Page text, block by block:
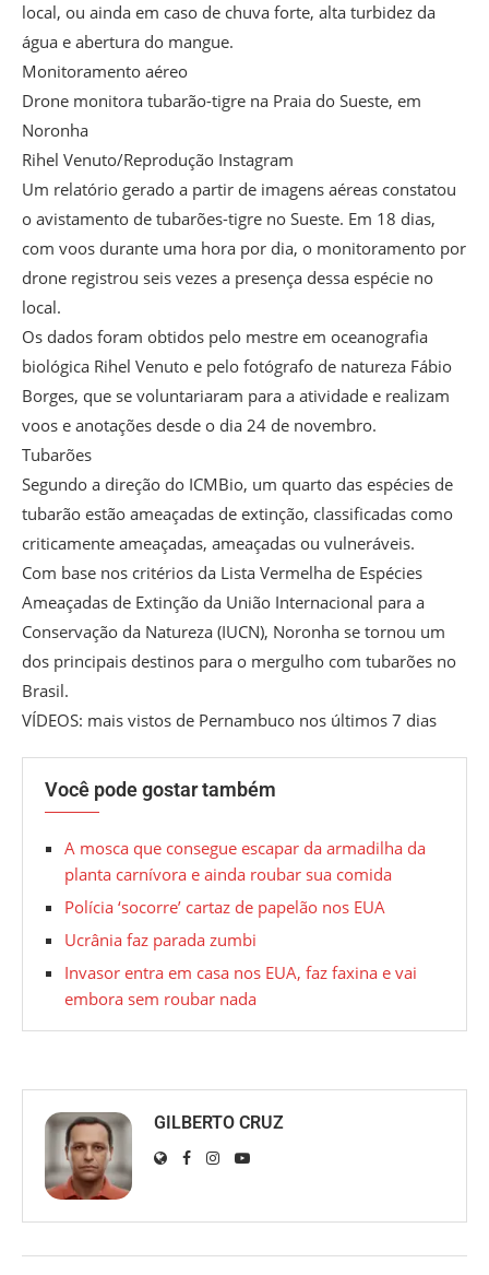
local, ou ainda em caso de chuva forte, alta turbidez da
água e abertura do mangue.
Monitoramento aéreo
Drone monitora tubarão-tigre na Praia do Sueste, em
Noronha
Rihel Venuto/Reprodução Instagram
Um relatório gerado a partir de imagens aéreas constatou
o avistamento de tubarões-tigre no Sueste. Em 18 dias,
com voos durante uma hora por dia, o monitoramento por
drone registrou seis vezes a presença dessa espécie no
local.
Os dados foram obtidos pelo mestre em oceanografia
biológica Rihel Venuto e pelo fotógrafo de natureza Fábio
Borges, que se voluntariaram para a atividade e realizam
voos e anotações desde o dia 24 de novembro.
Tubarões
Segundo a direção do ICMBio, um quarto das espécies de
tubarão estão ameaçadas de extinção, classificadas como
criticamente ameaçadas, ameaçadas ou vulneráveis.
Com base nos critérios da Lista Vermelha de Espécies
Ameaçadas de Extinção da União Internacional para a
Conservação da Natureza (IUCN), Noronha se tornou um
dos principais destinos para o mergulho com tubarões no
Brasil.
VÍDEOS: mais vistos de Pernambuco nos últimos 7 dias
Você pode gostar também
A mosca que consegue escapar da armadilha da
planta carnívora e ainda roubar sua comida
Polícia ‘socorre’ cartaz de papelão nos EUA
Ucrânia faz parada zumbi
Invasor entra em casa nos EUA, faz faxina e vai
embora sem roubar nada
GILBERTO CRUZ